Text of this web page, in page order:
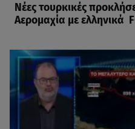
Νέες τουρκικές
Αερομαχία με ελληνικά